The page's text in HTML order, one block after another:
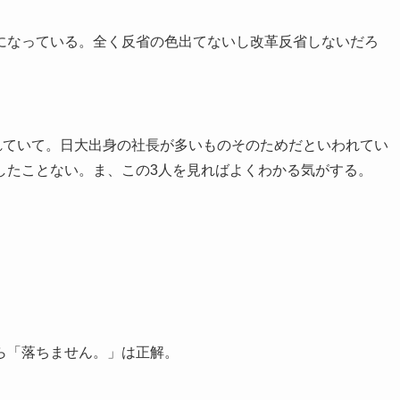
っている。全く反省の色出てないし改革反省しないだろ
いて。日大出身の社長が多いものそのためだといわれてい
ことない。ま、この3人を見ればよくわかる気がする。
落ちません。」は正解。